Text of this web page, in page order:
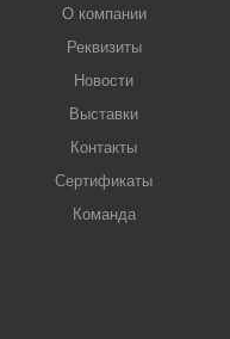
О компании
Реквизиты
Новости
Выставки
Контакты
Сертификаты
Команда